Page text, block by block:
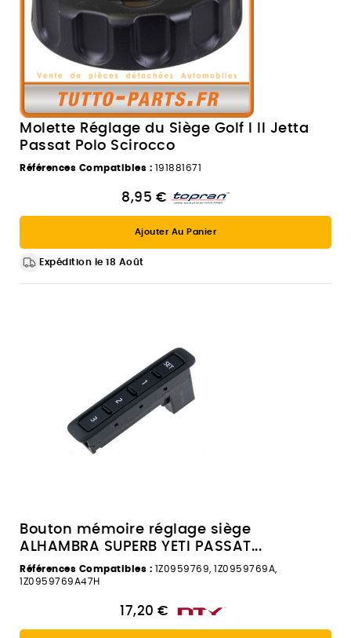
Molette Réglage du Siège Golf I II Jetta
Passat Polo Scirocco
Références Compatibles : 191881671
8,95 €
Ajouter Au Panier
Expédition le 18 Août
Bouton mémoire réglage siège
ALHAMBRA SUPERB YETI PASSAT...
Références Compatibles : 1Z0959769, 1Z0959769A,
1Z0959769A47H
17,20 €